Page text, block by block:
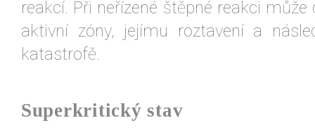
reakcí. Při neřízené štěpné reakci
aktivní zóny, jejímu roztavení a
katastrofě.
Superkritický stav